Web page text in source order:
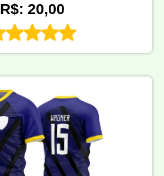
R$: 20,00